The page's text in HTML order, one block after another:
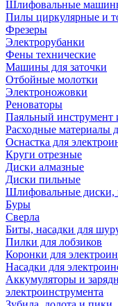
Шлифовальные
Пилы циркулярные и
Фрезеры
Электрорубанки
Фены технические
Машины для заточки
Отбойные молотки
Электроножовки
Реноваторы
Паяльный инструмент
Расходные материалы
Оснастка для
Круги отрезные
Диски алмазные
Диски пильные
Шлифовальные диски,
Буры
Сверла
Биты, насадки для
Пилки для лобзиков
Коронки для
Насадки для
Аккумуляторы и
электроинструмента